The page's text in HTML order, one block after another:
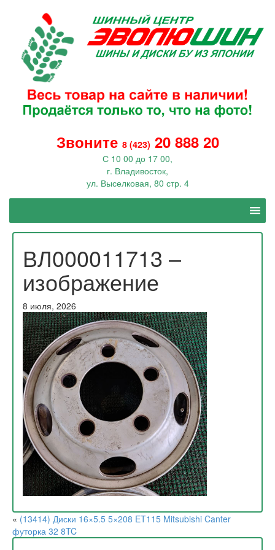
Звоните 8 (423) 20 888 20
С 10 00 до 17 00,
г. Владивосток,
ул. Выселковая, 80 стр. 4
ВЛ000011713 –
изображение
8 июля, 2026
« (13414) Диски 16×5.5 5×208 ET115 Mitsubishi Canter
футорка 32 8TC